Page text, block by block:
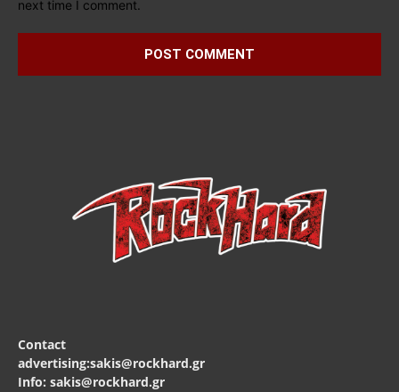
next time I comment.
Contact
advertising:sakis@rockhard.gr
Info: sakis@rockhard.gr